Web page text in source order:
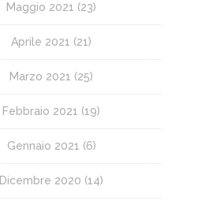
Maggio 2021 (23)
Aprile 2021 (21)
Marzo 2021 (25)
Febbraio 2021 (19)
Gennaio 2021 (6)
Dicembre 2020 (14)